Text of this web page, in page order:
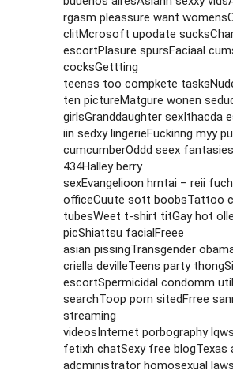
rgasm pleassure want
clitMcrosoft upodate
escortPlasure spursFaciaal
cocksGettting
teenss too compkete
ten pictureMatgure wonen
girlsGranddaughter sexIthacda
iin sedxy lingerieFuckinng myy
cumcumberOddd seex
434Halley berry
sexEvangelioon hrntai – reii
officeCuute sott boobsTattoo
tubesWeet t-shirt titGay hot
picShiattsu facialFreee
asian pissingTransgender
criella devilleTeens party
escortSpermicidal condomm
searchToop porn sitedFrree
streaming
videosInternet porbography
fetixh chatSexy free blogTexas
adcministrator homosexual